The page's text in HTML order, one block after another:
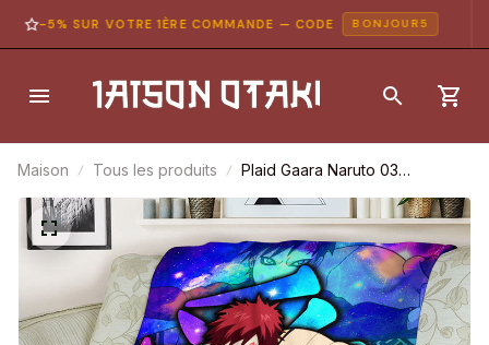
-5% SUR VOTRE 1ÈRE COMMANDE — CODE BONJOUR5
Maison Tous les produits
Plaid Gaara Naruto 03
Couverture Plaid Polaire Plaid
Canapé